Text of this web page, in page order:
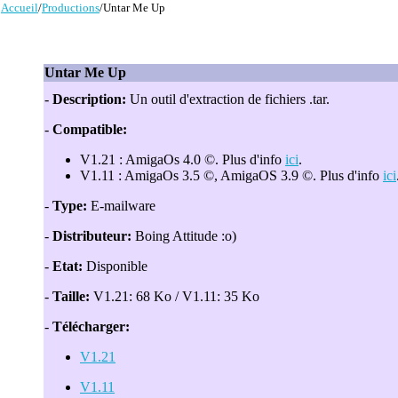
Accueil/Productions/Untar Me Up
Untar Me Up
- Description: Un outil d'extraction de fichiers .tar.
- Compatible:
V1.21 : AmigaOs 4.0 ©. Plus d'info ici.
V1.11 : AmigaOs 3.5 ©, AmigaOS 3.9 ©. Plus d'info ici
- Type: E-mailware
- Distributeur: Boing Attitude :o)
- Etat: Disponible
- Taille: V1.21: 68 Ko / V1.11: 35 Ko
- Télécharger:
V1.21
V1.11